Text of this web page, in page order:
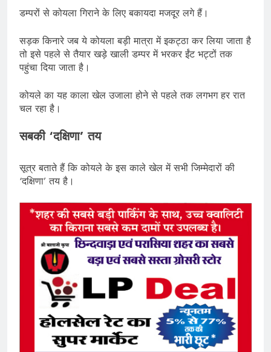
डम्परों से कोयला गिराने के लिए बकायदा मजदूर लगे हैं।
सड़क किनारे जब ये कोयला बड़ी मात्रा में इकट्ठा कर लिया जाता है
तो इसे पहले से तैयार खड़े खाली डम्पर में भरकर ईंट भट्टों तक
पहुंचा दिया जाता है।
कोयले का यह काला खेल उजाला होने से पहले तक लगभग हर रात
चल रहा है।
सबकी ‘दक्षिणा’ तय
सूत्र बताते हैं कि कोयले के इस काले खेल में सभी जिम्मेदारों की
‘दक्षिणा’ तय है।